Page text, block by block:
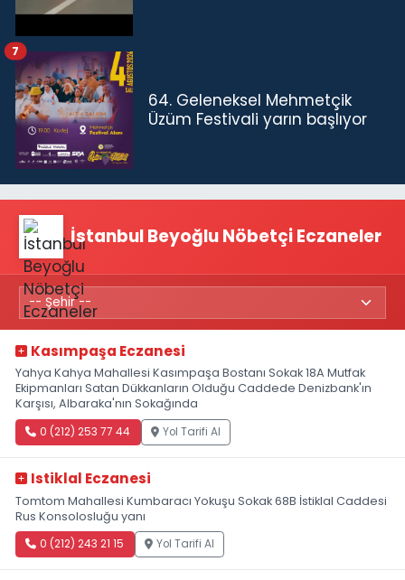
64. Geleneksel Mehmetçik
Üzüm Festivali yarın başlıyor
7
İstanbul Beyoğlu Nöbetçi Eczaneler
Kasımpaşa Eczanesi
Yahya Kahya Mahallesi Kasımpaşa Bostanı Sokak 18A Mutfak
Ekipmanları Satan Dükkanların Olduğu Caddede Denizbank'ın
Karşısı, Albaraka'nın Sokağında
0 (212) 253 77 44 Yol Tarifi Al
Istiklal Eczanesi
Tomtom Mahallesi Kumbaracı Yokuşu Sokak 68B İstiklal Caddesi
Rus Konsolosluğu yanı
0 (212) 243 21 15 Yol Tarifi Al